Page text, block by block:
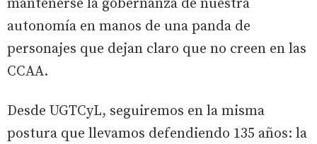
mantenerse la gobernanza de nuestra
autonomía en manos de una panda de
personajes que dejan claro que no creen en las
CCAA.
Desde UGTCyL, seguiremos en la misma
postura que llevamos defendiendo 135 años: la